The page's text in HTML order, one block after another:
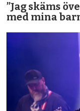
”Jag skäms
med mina